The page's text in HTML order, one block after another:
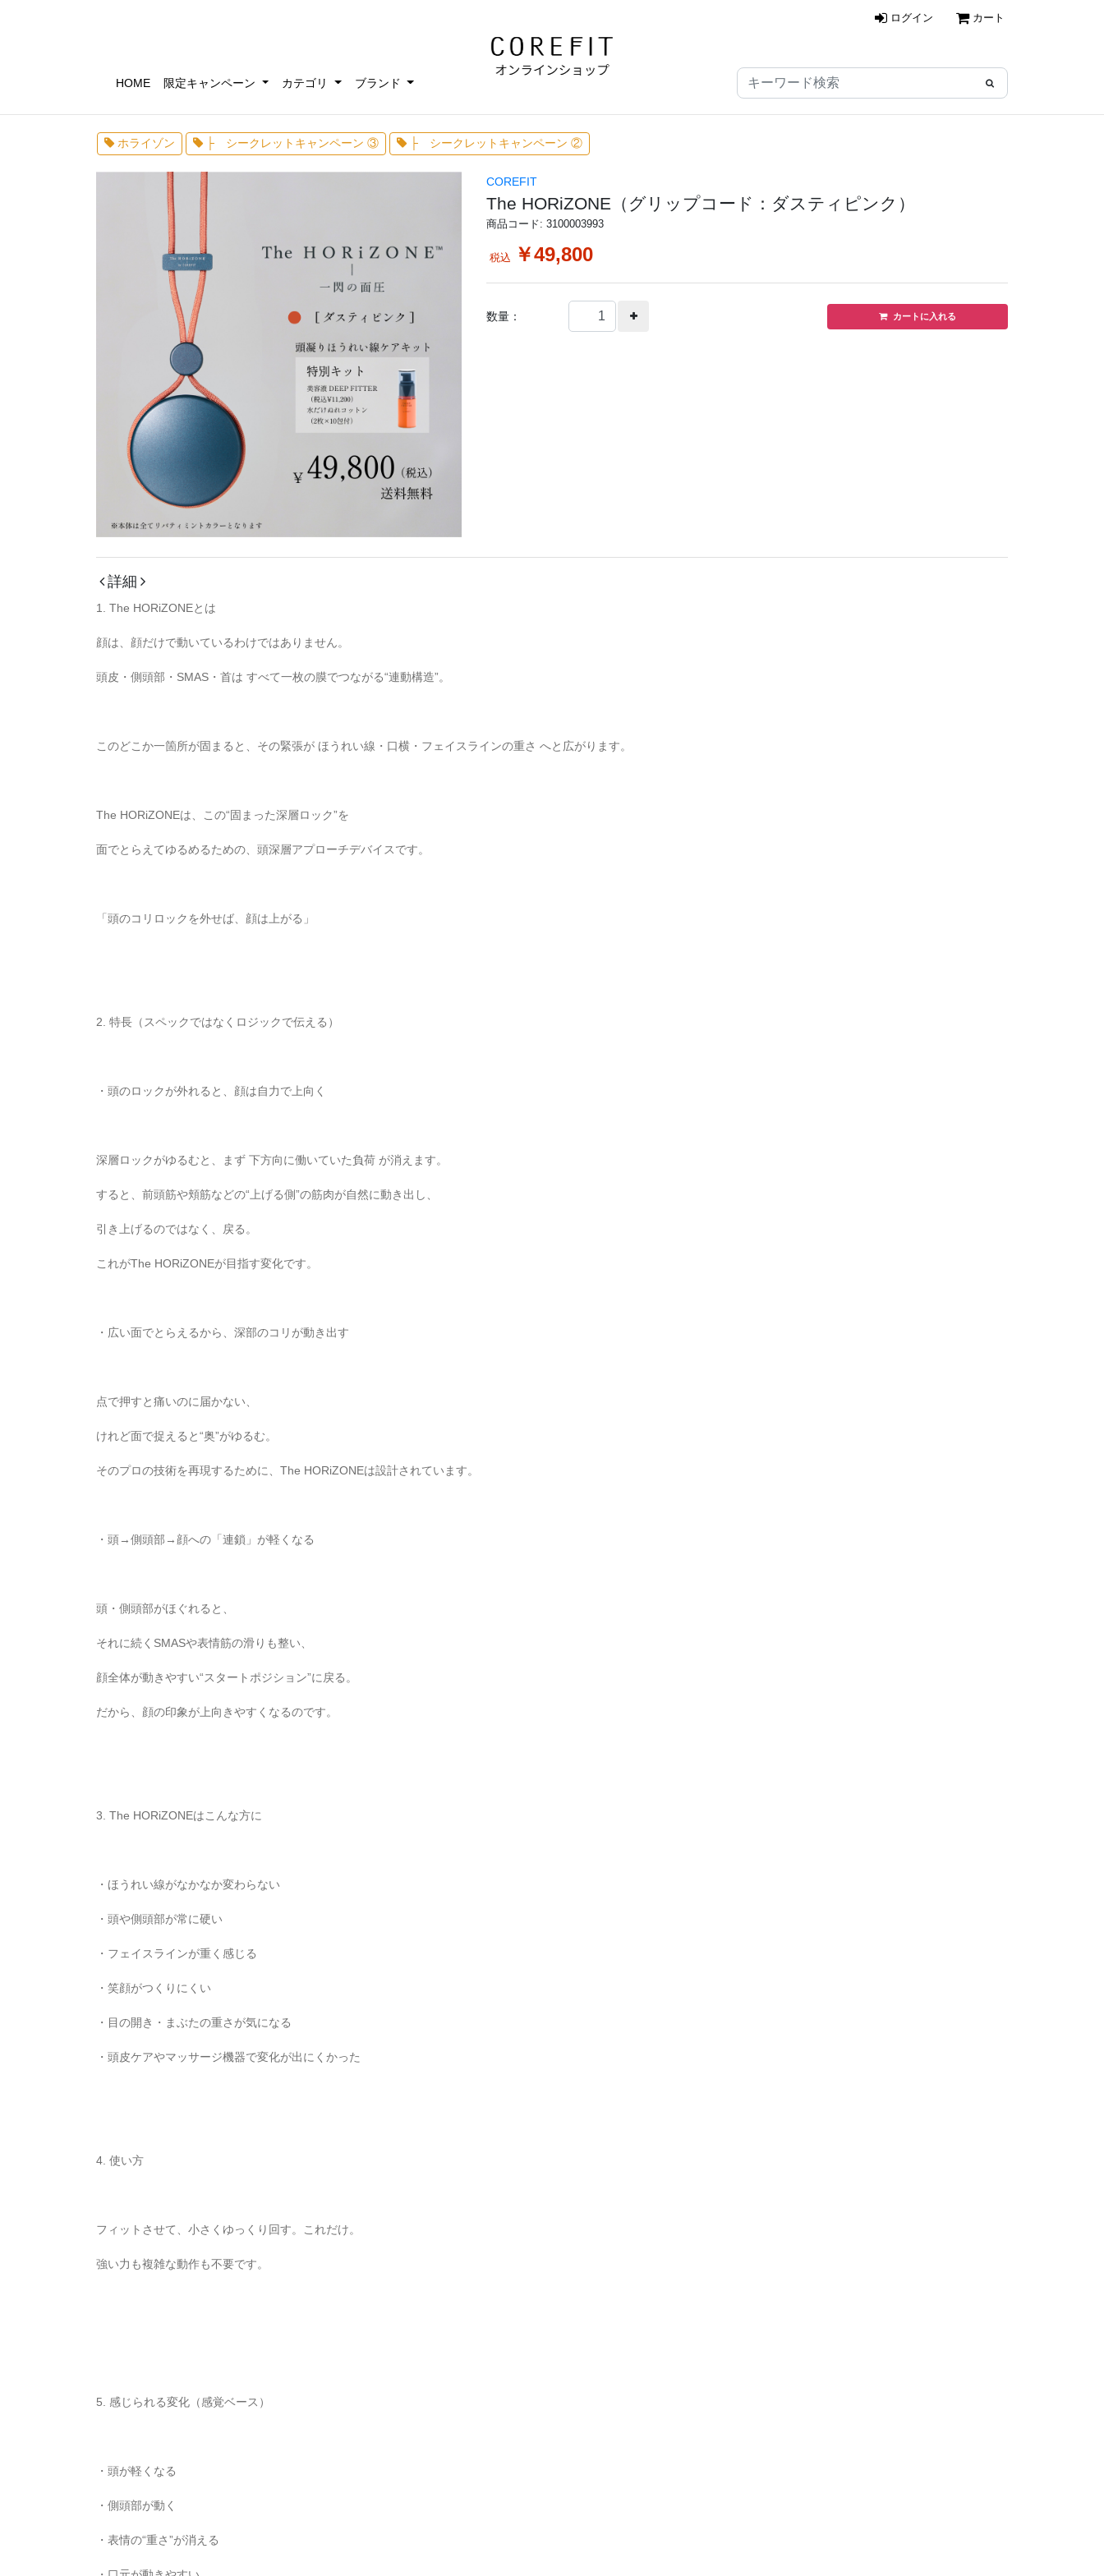
ログイン カート
HOME 限定キャンペーン カテゴリ ブランド
ホライゾン ├ シークレットキャンペーン ③ ├ シークレットキャンペーン ②
COREFIT
The HORiZONE（グリップコード：ダスティピンク）
商品コード: 3100003993
税込 ￥49,800
カートに入れる
詳細
1. The HORiZONEとは
顔は、顔だけで動いているわけではありません。
頭皮・側頭部・SMAS・首は すべて一枚の膜でつながる“連動構造”。
このどこか一箇所が固まると、その緊張が ほうれい線・口横・フェイスラインの重さ へと広がります。
The HORiZONEは、この“固まった深層ロック”を
面でとらえてゆるめるための、頭深層アプローチデバイスです。
「頭のコリロックを外せば、顔は上がる」
2. 特長（スペックではなくロジックで伝える）
・頭のロックが外れると、顔は自力で上向く
深層ロックがゆるむと、まず 下方向に働いていた負荷 が消えます。
すると、前頭筋や頬筋などの“上げる側”の筋肉が自然に動き出し、
引き上げるのではなく、戻る。
これがThe HORiZONEが目指す変化です。
・広い面でとらえるから、深部のコリが動き出す
点で押すと痛いのに届かない、
けれど面で捉えると“奥”がゆるむ。
そのプロの技術を再現するために、The HORiZONEは設計されています。
・頭→側頭部→顔への「連鎖」が軽くなる
頭・側頭部がほぐれると、
それに続くSMASや表情筋の滑りも整い、
顔全体が動きやすい“スタートポジション”に戻る。
だから、顔の印象が上向きやすくなるのです。
3. The HORiZONEはこんな方に
・ほうれい線がなかなか変わらない
・頭や側頭部が常に硬い
・フェイスラインが重く感じる
・笑顔がつくりにくい
・目の開き・まぶたの重さが気になる
・頭皮ケアやマッサージ機器で変化が出にくかった
4. 使い方
フィットさせて、小さくゆっくり回す。これだけ。
強い力も複雑な動作も不要です。
5. 感じられる変化（感覚ベース）
・頭が軽くなる
・側頭部が動く
・表情の“重さ”が消える